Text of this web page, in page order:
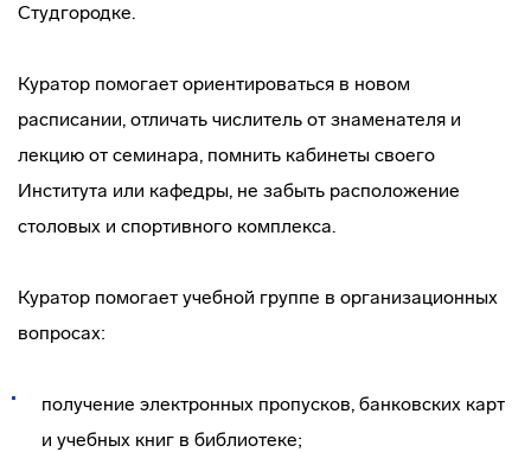
Студгородке.
Куратор помогает ориентироваться в новом
расписании, отличать числитель от знаменателя и
лекцию от семинара, помнить кабинеты своего
Института или кафедры, не забыть расположение
столовых и спортивного комплекса.
Куратор помогает учебной группе в организационных
вопросах:
получение электронных пропусков, банковских карт
и учебных книг в библиотеке;